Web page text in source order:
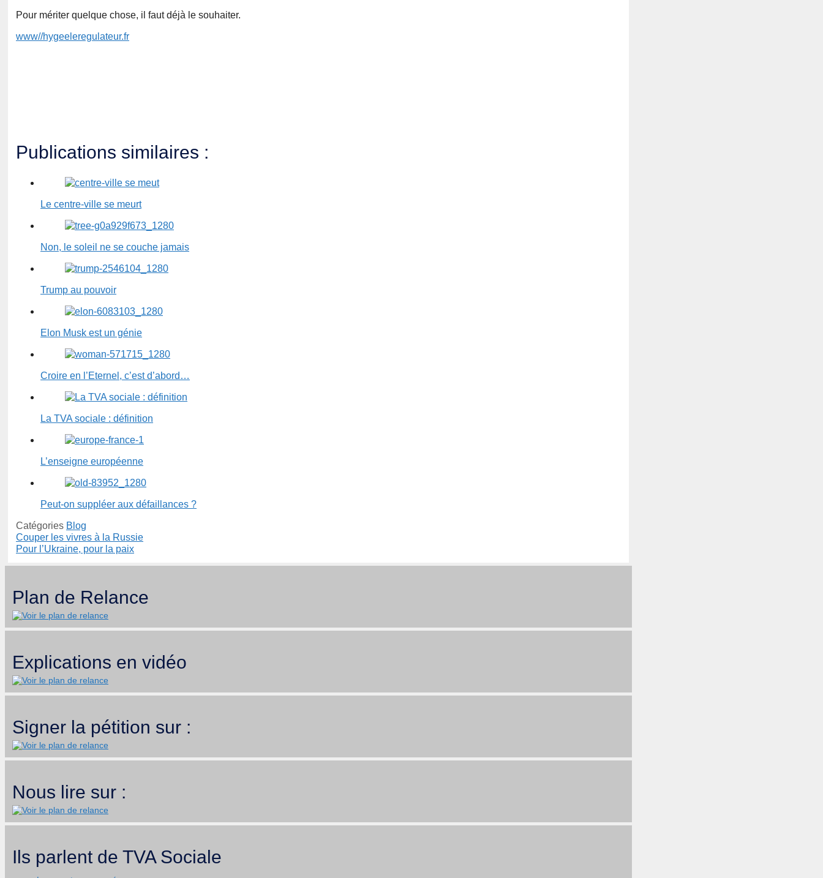
Pour mériter quelque chose, il faut déjà le souhaiter.
www//hygeeleregulateur.fr
Publications similaires :
Le centre-ville se meurt
Non, le soleil ne se couche jamais
Trump au pouvoir
Elon Musk est un génie
Croire en l’Eternel, c’est d’abord…
La TVA sociale : définition
L’enseigne européenne
Peut-on suppléer aux défaillances ?
Catégories Blog
Couper les vivres à la Russie
Pour l’Ukraine, pour la paix
Plan de Relance
Explications en vidéo
Signer la pétition sur :
Nous lire sur :
Ils parlent de TVA Sociale